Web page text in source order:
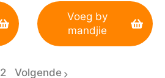
Voeg by
mandjie
2 Volgende